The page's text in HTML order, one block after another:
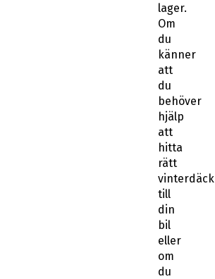
lager.
Om
du
känner
att
du
behöver
hjälp
att
hitta
rätt
vinterdäck
till
din
bil
eller
om
du